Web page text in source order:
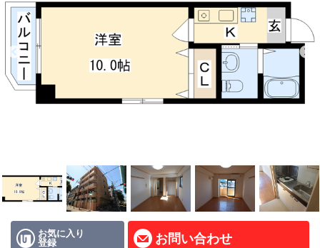
スタッフ
BLOG
RECRUIT
店舗情報·アクセス
会社概要お気に入り
登録 お問い合わせ